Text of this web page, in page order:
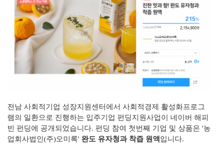
전남 사회적기업 성장지원센터에서 사회적경제 활성화프로그
램의 일환으로 진행하는 입주기업 펀딩지원사업이 네이버 해피
빈 펀딩에 공개되었습니다. 펀딩 참여 첫번째 기업 및 상품은 '농
업회사법인(주)오미록' 완도 유자청과 착즙 원액입니다.